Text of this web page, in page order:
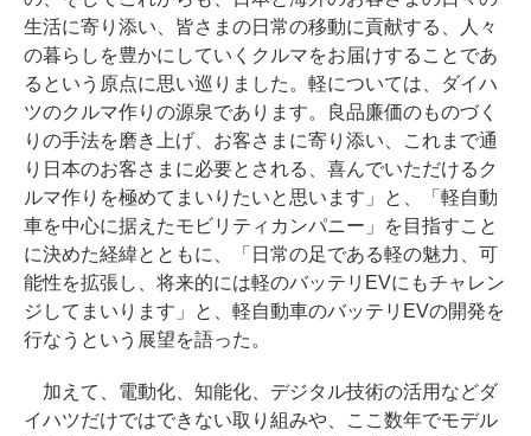
生活に寄り添い、皆さまの日常の移動に貢献する、人々
の暮らしを豊かにしていくクルマをお届けすることであ
るという原点に思い巡りました。軽については、ダイハ
ツのクルマ作りの源泉であります。良品廉価のものづく
りの手法を磨き上げ、お客さまに寄り添い、これまで通
り日本のお客さまに必要とされる、喜んでいただけるク
ルマ作りを極めてまいりたいと思います」と、「軽自動
車を中心に据えたモビリティカンパニー」を目指すこと
に決めた経緯とともに、「日常の足である軽の魅力、可
能性を拡張し、将来的には軽のバッテリEVにもチャレン
ジしてまいります」と、軽自動車のバッテリEVの開発を
行なうという展望を語った。
加えて、電動化、知能化、デジタル技術の活用などダ
イハツだけではできない取り組みや、ここ数年でモデル